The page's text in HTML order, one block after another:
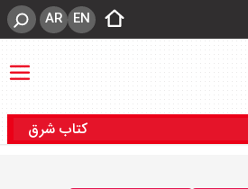
EN
AR
کتاب شرق